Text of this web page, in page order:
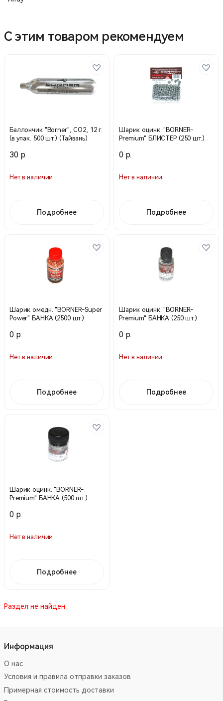
С этим товаром рекомендуем
Баллончик "Borner", СО2, 12 г.
(в упак. 500 шт.) (Тайвань)
30 р.
Нет в наличии
Подробнее
Шарик оцинк. "BORNER-
Premium" БЛИСТЕР (250 шт.)
0 р.
Нет в наличии
Подробнее
Шарик омедн. "BORNER-Super
Power" БАНКА (2500 шт.)
0 р.
Нет в наличии
Подробнее
Шарик оцинк. "BORNER-
Premium" БАНКА (250 шт.)
0 р.
Нет в наличии
Подробнее
Шарик оцинк. "BORNER-
Premium" БАНКА (500 шт.)
0 р.
Нет в наличии
Подробнее
Раздел не найден
Информация
О нас
Условия и правила отправки заказов
Примерная стоимость доставки